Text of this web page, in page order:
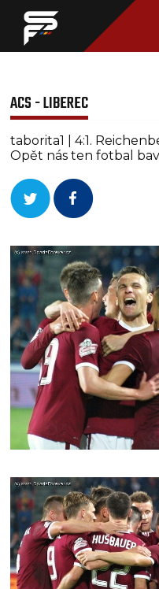
ACS - LIBEREC
taborita1 | 4:1.
Opět nás ten fotbal